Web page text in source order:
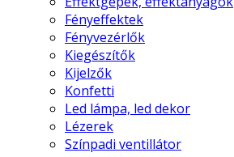
Fényeffektek
Fényvezérlők
Kiegészítők
Kijelzők
Konfetti
Led lámpa, led dekor
Lézerek
Színpadi ventillátor